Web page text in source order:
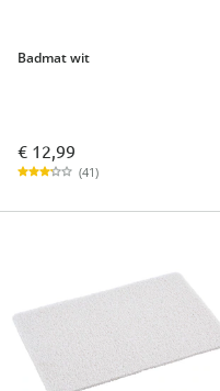
Badmat wit
€ 12,99
(41)